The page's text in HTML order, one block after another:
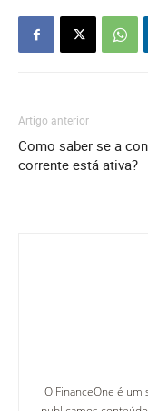
Artigo anterior
Como saber se a
corrente está ativa?
O FinanceOne é um